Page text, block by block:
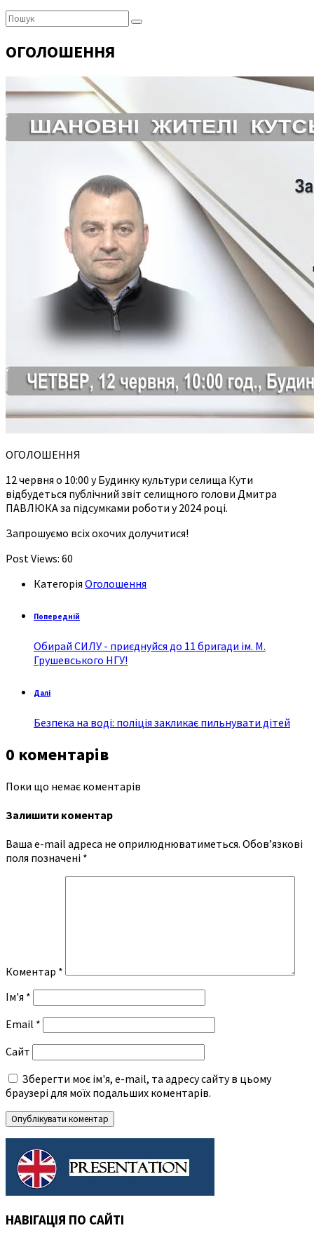
Пошук:
ОГОЛОШЕННЯ
ОГОЛОШЕННЯ
12 червня о 10:00 у Будинку культури селища Кути
відбудеться публічний звіт селищного голови Дмитра
ПАВЛЮКА за підсумками роботи у 2024 році.
Запрошуємо всіх охочих долучитися!
Post Views: 60
Категорія Оголошення
Попередній
Обирай СИЛУ - приєднуйся до 11 бригади ім. М.
Грушевського НГУ!
Далі
Безпека на воді: поліція закликає пильнувати дітей
0 коментарів
Поки що немає коментарів
Залишити коментар
Ваша e-mail адреса не оприлюднюватиметься. Обов’язкові
поля позначені *
Коментар *
Ім'я *
Email *
Сайт
Зберегти моє ім'я, e-mail, та адресу сайту в цьому
браузері для моїх подальших коментарів.
НАВІГАЦІЯ ПО САЙТІ